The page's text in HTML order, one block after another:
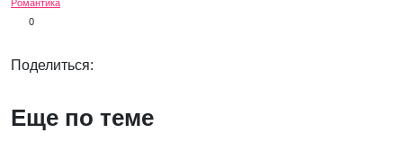
0
Поделиться:
Еще по теме